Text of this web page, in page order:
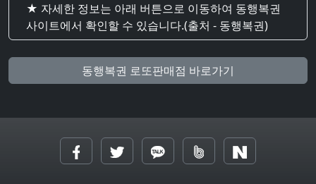
★ 자세한 정보는 아래 버튼으로 이동하여 동행복권
사이트에서 확인할 수 있습니다.(출처 - 동행복권)
동행복권 로또판매점 바로가기